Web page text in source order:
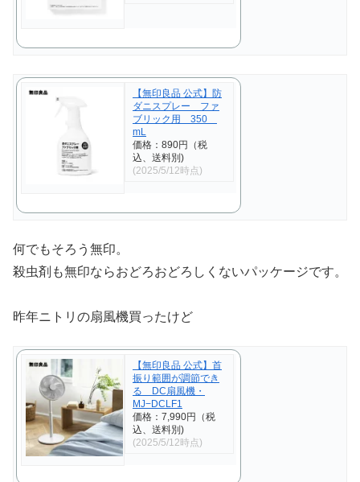
【無印良品 公式】防
ダニスプレー ファ
ブリック用 350
mL
価格：890円（税
込、送料別)
(2025/5/12時点)
何でもそろう無印。
殺虫剤も無印ならおどろおどろしくないパッケージです。
昨年ニトリの扇風機買ったけど
【無印良品 公式】首
振り範囲が調節でき
る DC扇風機・
MJ−DCLF1
価格：7,990円（税
込、送料別)
(2025/5/12時点)